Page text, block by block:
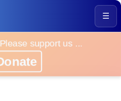
☰
support us ...